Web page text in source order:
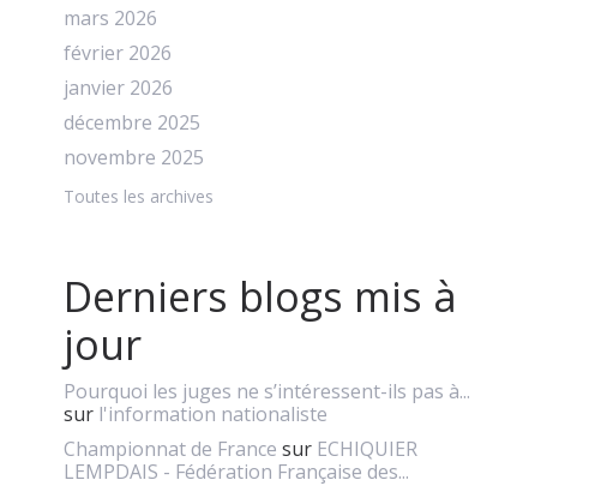
mars 2026
février 2026
janvier 2026
décembre 2025
novembre 2025
Toutes les archives
Derniers blogs mis à
jour
Pourquoi les juges ne s’intéressent-ils pas à...
sur l'information nationaliste
Championnat de France sur ECHIQUIER
LEMPDAIS - Fédération Française des...